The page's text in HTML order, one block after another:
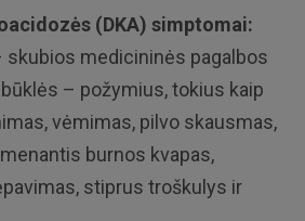
(DKA) simptomai:
skubios medicininės pagalbos
– požymius, tokius kaip
vėmimas, pilvo skausmas,
burnos kvapas,
stiprus troškulys ir